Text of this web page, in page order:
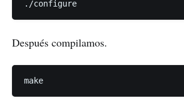
Después compilamos.